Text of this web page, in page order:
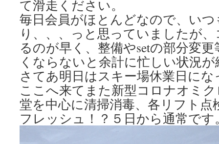
て滑走ください。
毎日会員がほとんどなので、い
り、、、っと思っていましたが
るのが早く、整備やsetの部分変
くならないと余計に忙しい状況
さてあ明日はスキー場休業日に
ここへ来てまた新型コロナオミ
堂を中心に清掃消毒、各リフト
フレッシュ！？５日から通常です